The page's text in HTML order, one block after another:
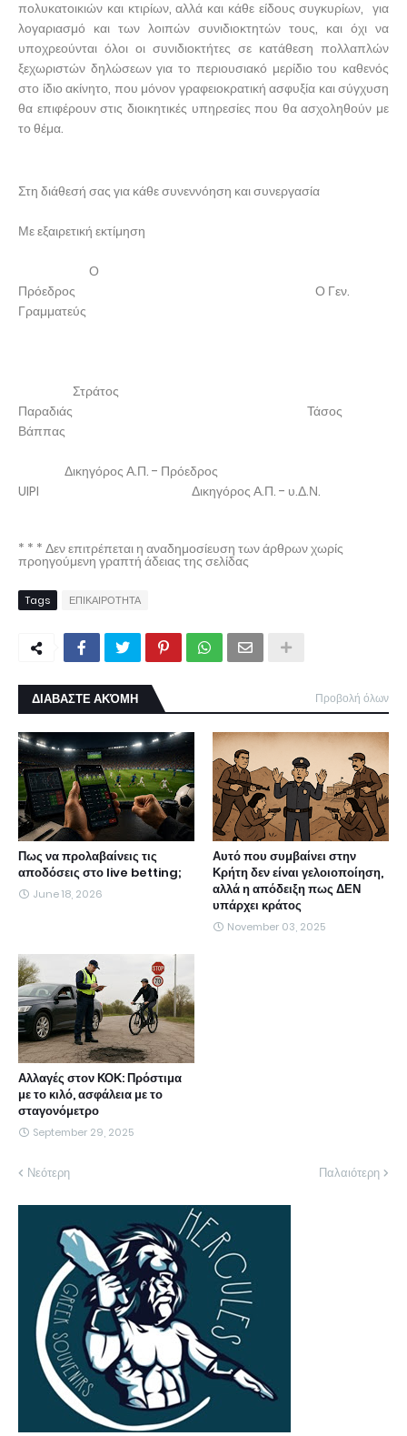
πολυκατοικιών και κτιρίων, αλλά και κάθε είδους συγκυρίων, για
λογαριασμό και των λοιπών συνιδιοκτητών τους, και όχι να
υποχρεούνται όλοι οι συνιδιοκτήτες σε κατάθεση πολλαπλών
ξεχωριστών δηλώσεων για το περιουσιακό μερίδιο του καθενός
στο ίδιο ακίνητο, που μόνον γραφειοκρατική ασφυξία και σύγχυση
θα επιφέρουν στις διοικητικές υπηρεσίες που θα ασχοληθούν με
το θέμα.
Στη διάθεσή σας για κάθε συνεννόηση και συνεργασία
Με εξαιρετική εκτίμηση
Ο
Πρόεδρος Ο Γεν.
Γραμματεύς
Στράτος
Παραδιάς Τάσος
Βάππας
Δικηγόρος Α.Π. - Πρόεδρος
UIPI Δικηγόρος Α.Π. - υ.Δ.Ν.
* * * Δεν επιτρέπεται η αναδημοσίευση των άρθρων χωρίς
προηγούμενη γραπτή άδειας της σελίδας
Tags ΕΠΙΚΑΙΡΟΤΗΤΑ
ΔΙΑΒΑΣΤΕ ΑΚΌΜΗ Προβολή όλων
Πως να προλαβαίνεις τις
αποδόσεις στο live betting;
June 18, 2026
Αυτό που συμβαίνει στην
Κρήτη δεν είναι γελοιοποίηση,
αλλά η απόδειξη πως ΔΕΝ
υπάρχει κράτος
November 03, 2025
Αλλαγές στον ΚΟΚ: Πρόστιμα
με το κιλό, ασφάλεια με το
σταγονόμετρο
September 29, 2025
Νεότερη Παλαιότερη